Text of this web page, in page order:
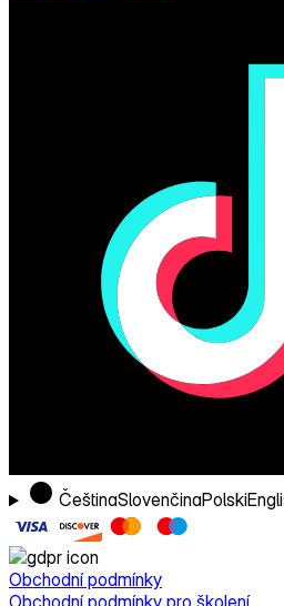
ČeštinaSlovenčinaPolski
Obchodní podmínky